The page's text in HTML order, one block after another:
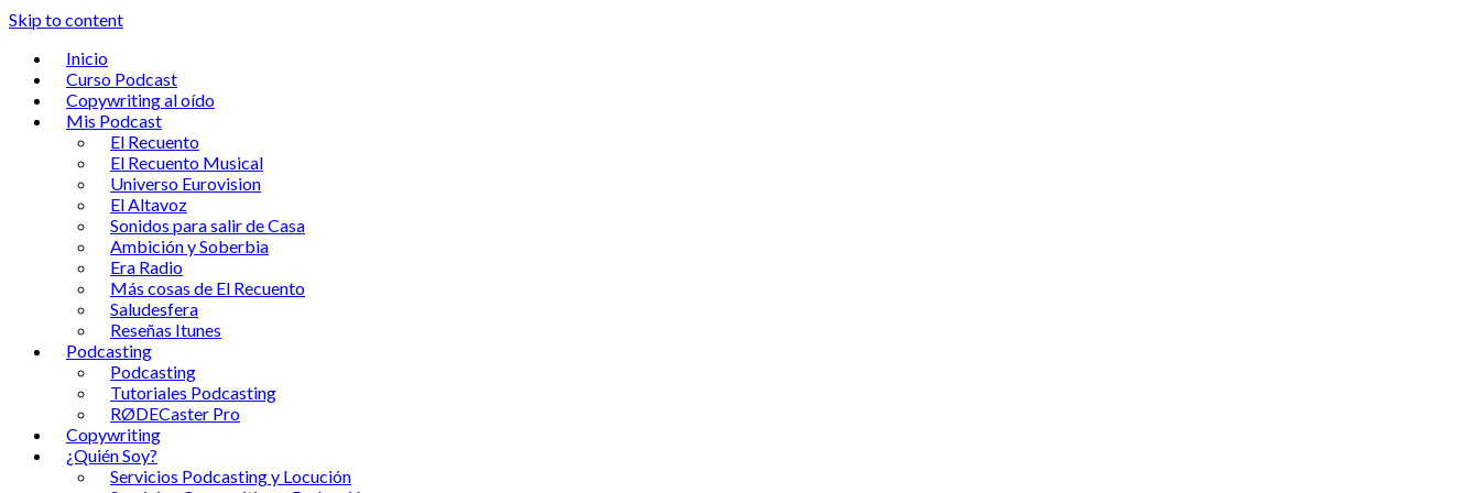
Skip to content
Inicio
Curso Podcast
Copywriting al oído
Mis Podcast
El Recuento
El Recuento Musical
Universo Eurovision
El Altavoz
Sonidos para salir de Casa
Ambición y Soberbia
Era Radio
Más cosas de El Recuento
Saludesfera
Reseñas Itunes
Podcasting
Podcasting
Tutoriales Podcasting
RØDECaster Pro
Copywriting
¿Quién Soy?
Servicios Podcasting y Locución